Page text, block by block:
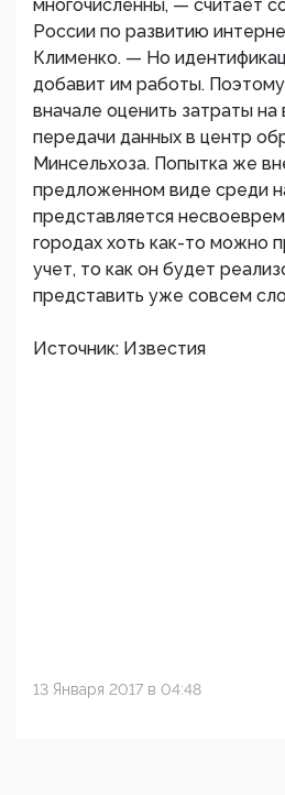
многочисленны, — считает
России по развитию
Клименко. — Но
добавит им работы.
вначале оценить затраты
передачи данных в центр
Минсельхоза. Попытка же
предложенном виде среди
представляется
городах хоть как-то можно
учет, то как он будет
представить уже совсем
Источник: Известия
13 Января 2017 в 04:48